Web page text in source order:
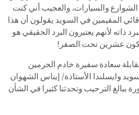
والسيارات، والعجيب أني كنت
المقيمين في السويد يقولون أن هذا
ذاته لأنهم يعتبرون البرد الحقيقي هو
عشرين تحت الصفر!
سعادة سفيرة خادم الحرمين
وايسلندا الأستاذة/ إيناس الشهوان
ببالغ الترحيب وتحدثنا كثيرا في الشأن